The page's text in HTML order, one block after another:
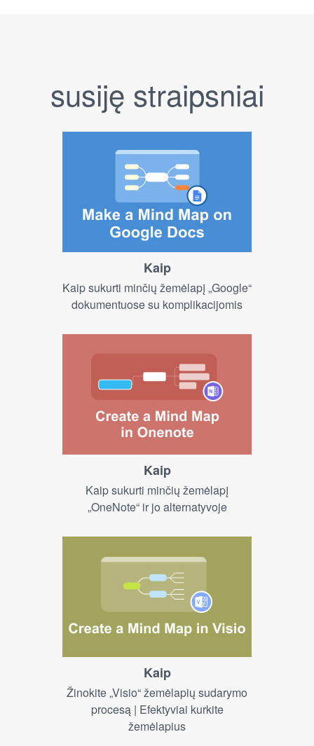
susiję straipsniai
Kaip
Kaip sukurti minčių žemėlapį „Google“
dokumentuose su komplikacijomis
Kaip
Kaip sukurti minčių žemėlapį
„OneNote“ ir jo alternatyvoje
Kaip
Žinokite „Visio“ žemėlapių sudarymo
procesą | Efektyviai kurkite
žemėlapius